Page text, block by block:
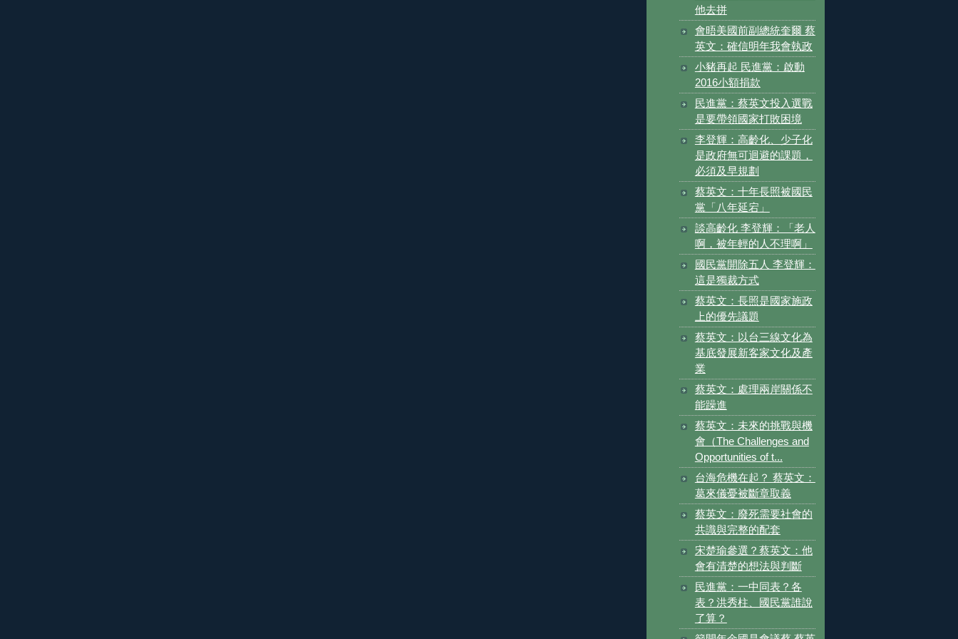
他去拼
會晤美國前副總統奎爾 蔡
英文：確信明年我會執政
小豬再起 民進黨：啟動
2016小額捐款
民進黨：蔡英文投入選戰
是要帶領國家打敗困境
李登輝：高齡化、少子化
是政府無可迴避的課題，
必須及早規劃
蔡英文：十年長照被國民
黨「八年延宕」
談高齡化 李登輝：「老人
啊，被年輕的人不理啊」
國民黨開除五人 李登輝：
這是獨裁方式
蔡英文：長照是國家施政
上的優先議題
蔡英文：以台三線文化為
基底發展新客家文化及產
業
蔡英文：處理兩岸關係不
能躁進
蔡英文：未來的挑戰與機
會（The Challenges and
Opportunities of t...
台海危機在起？ 蔡英文：
葛來儀憂被斷章取義
蔡英文：廢死需要社會的
共識與完整的配套
宋楚瑜參選？蔡英文：他
會有清楚的想法與判斷
民進黨：一中同表？各
表？洪秀柱、國民黨誰說
了算？